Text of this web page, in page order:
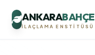
ANKARABAHÇE
İLAÇLAMA ENSTITÜSÜ